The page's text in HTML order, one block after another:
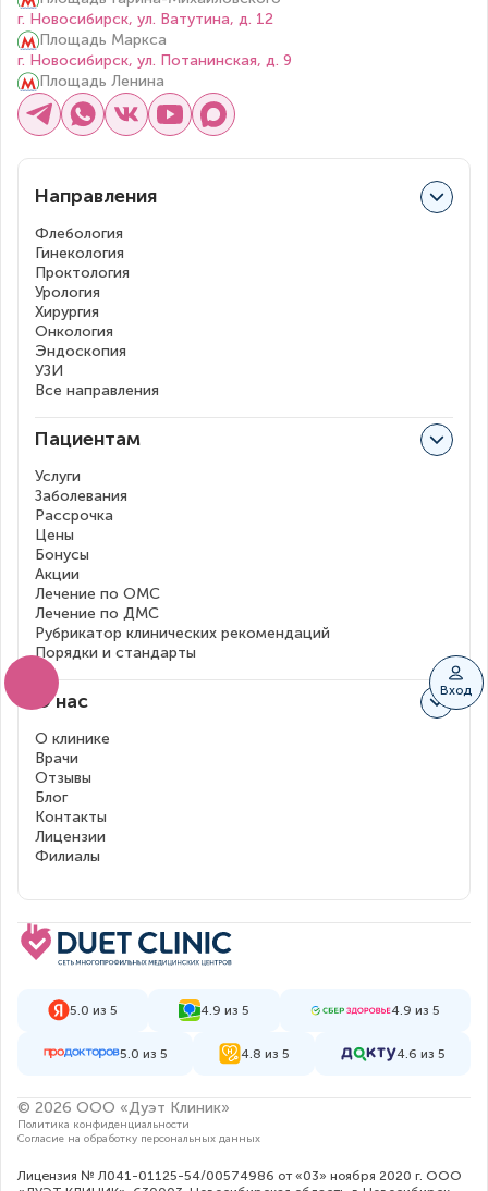
Вход
г. Новосибирск, ул. Ватутина, д. 12
Площадь Маркса
г. Новосибирск, ул. Потанинская, д. 9
Площадь Ленина
Направления
Флебология
Гинекология
Проктология
Урология
Хирургия
Онкология
Эндоскопия
УЗИ
Все направления
Пациентам
Услуги
Заболевания
Рассрочка
Цены
Бонусы
Акции
Лечение по ОМС
Лечение по ДМС
Рубрикатор клинических рекомендаций
Порядки и стандарты
О нас
О клинике
Врачи
Отзывы
Блог
Контакты
Лицензии
Филиалы
5.0 из 5 4.9 из 5 4.9 из 5
5.0 из 5 4.8 из 5 4.6 из 5
© 2026 ООО «Дуэт Клиник»
Политика конфиденциальности
Согласие на обработку персональных данных
Лицензия № Л041-01125-54/00574986 от «03» ноября 2020 г. ООО